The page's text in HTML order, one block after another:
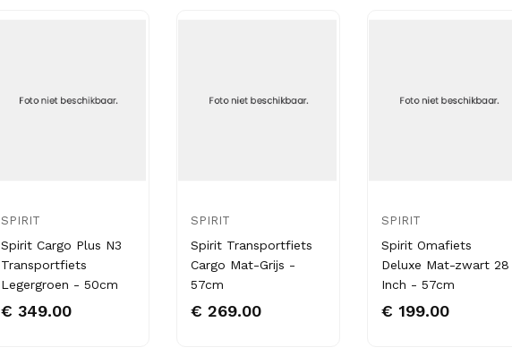
SPIRIT
Spirit Cargo Plus N3
Transportfiets
Legergroen - 50cm
€ 349.00
SPIRIT
Spirit Transportfiets
Cargo Mat-Grijs -
57cm
€ 269.00
SPIRIT
Spirit Omafiets
Deluxe Mat-zwart 28
Inch - 57cm
€ 199.00